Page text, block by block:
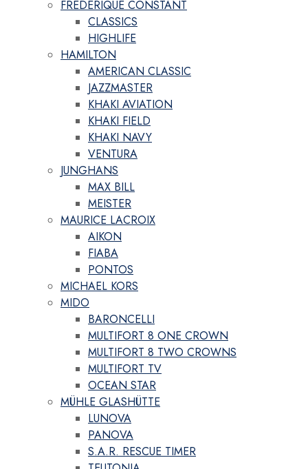
FREDERIQUE CONSTANT
CLASSICS
HIGHLIFE
HAMILTON
AMERICAN CLASSIC
JAZZMASTER
KHAKI AVIATION
KHAKI FIELD
KHAKI NAVY
VENTURA
JUNGHANS
MAX BILL
MEISTER
MAURICE LACROIX
AIKON
FIABA
PONTOS
MICHAEL KORS
MIDO
BARONCELLI
MULTIFORT 8 ONE CROWN
MULTIFORT 8 TWO CROWNS
MULTIFORT TV
OCEAN STAR
MÜHLE GLASHÜTTE
LUNOVA
PANOVA
S.A.R. RESCUE TIMER